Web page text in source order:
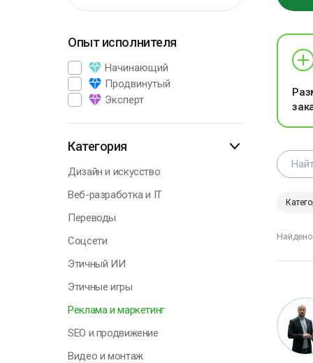
Опыт исполнителя
Начинающий
Продвинутый
Эксперт
Категория
Дизайн и искусство
Веб-разработка и IT
Переводы
Соцсети
Этичный ИИ
Этичные игры
Реклама и маркетинг
SEO и продвижение
Видео и монтаж
Найдено